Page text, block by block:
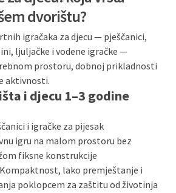
dvorištu?
igračaka za djecu — pješčanici,
ljuljačke i vodene igračke —
prostoru, dobnoj prikladnosti
aktivnosti.
i djecu 1–3 godine
i igračke za pijesak
igru na malom prostoru bez
fiksne konstrukcije
Kompaktnost, lako premještanje i
poklopcem za zaštitu od životinja